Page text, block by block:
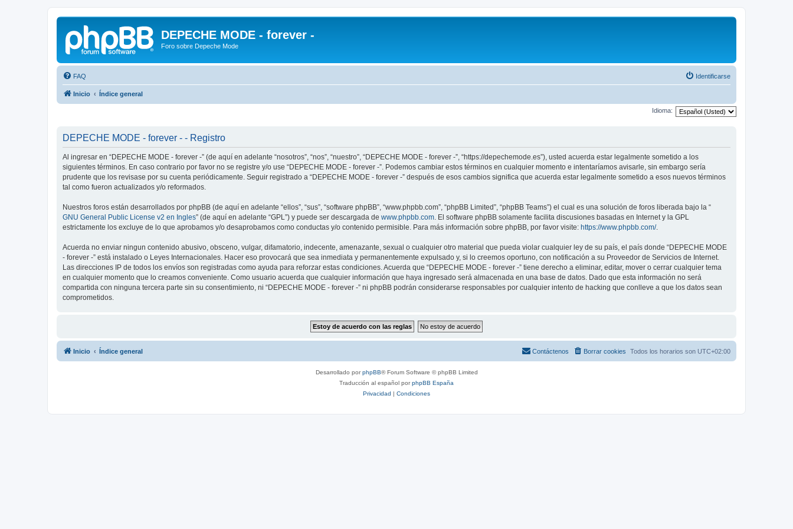
DEPECHE MODE - forever -
Foro sobre Depeche Mode
FAQ Identificarse
Inicio Índice general
Idioma:
DEPECHE MODE - forever - - Registro
Al ingresar en “DEPECHE MODE - forever -” (de aquí en adelante “nosotros”, “nos”, “nuestro”, “DEPECHE MODE - forever -”, “https://depechemode.es”), usted acuerda estar legalmente sometido a los
siguientes términos. En caso contrario por favor no se registre y/o use “DEPECHE MODE - forever -”. Podemos cambiar estos términos en cualquier momento e intentaríamos avisarle, sin embargo sería
prudente que los revisase por su cuenta periódicamente. Seguir registrado a “DEPECHE MODE - forever -” después de esos cambios significa que acuerda estar legalmente sometido a esos nuevos términos
tal como fueron actualizados y/o reformados.
Nuestros foros están desarrollados por phpBB (de aquí en adelante “ellos”, “sus”, “software phpBB”, “www.phpbb.com”, “phpBB Limited”, “phpBB Teams”) el cual es una solución de foros liberada bajo la “
GNU General Public License v2 en Ingles” (de aquí en adelante “GPL”) y puede ser descargada de www.phpbb.com. El software phpBB solamente facilita discusiones basadas en Internet y la GPL
estrictamente los excluye de lo que aprobamos y/o desaprobamos como conductas y/o contenido permisible. Para más información sobre phpBB, por favor visite: https://www.phpbb.com/.
Acuerda no enviar ningun contenido abusivo, obsceno, vulgar, difamatorio, indecente, amenazante, sexual o cualquier otro material que pueda violar cualquier ley de su país, el país donde “DEPECHE MODE
- forever -” está instalado o Leyes Internacionales. Hacer eso provocará que sea inmediata y permanentemente expulsado y, si lo creemos oportuno, con notificación a su Proveedor de Servicios de Internet.
Las direcciones IP de todos los envíos son registradas como ayuda para reforzar estas condiciones. Acuerda que “DEPECHE MODE - forever -” tiene derecho a eliminar, editar, mover o cerrar cualquier tema
en cualquier momento que lo creamos conveniente. Como usuario acuerda que cualquier información que haya ingresado será almacenada en una base de datos. Dado que esta información no será
compartida con ninguna tercera parte sin su consentimiento, ni “DEPECHE MODE - forever -” ni phpBB podrán considerarse responsables por cualquier intento de hacking que conlleve a que los datos sean
comprometidos.
Inicio Índice general Todos los horarios son UTC+02:00
Borrar cookies
Contáctenos
Desarrollado porphpBB® Forum Software © phpBB Limited
Traducción al español porphpBB España
Privacidad | Condiciones